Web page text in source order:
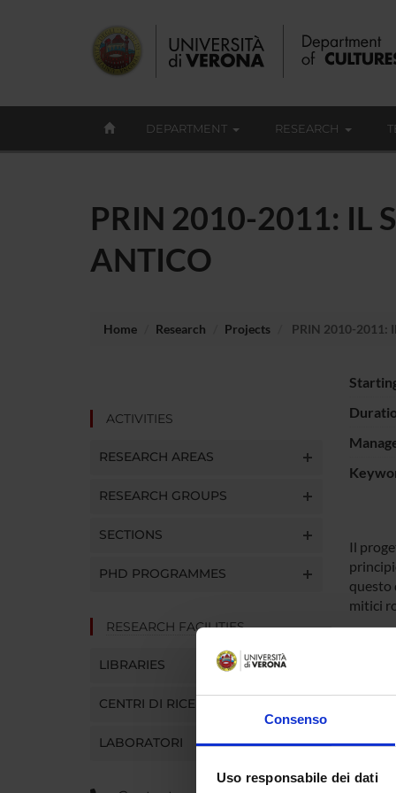
Consenso
Uso responsabile dei dati
DEPARTMENT RESEARCH
PRIN 2010-2011: IL
ANTICO
Home Research Projects PRIN 2010-2011:
ACTIVITIES
RESEARCH AREAS
RESEARCH GROUPS
SECTIONS
PHD PROGRAMMES
RESEARCH FACILITIES
LIBRARIES
CENTRI DI RICERCA
LABORATORI
Il
questo
mitici